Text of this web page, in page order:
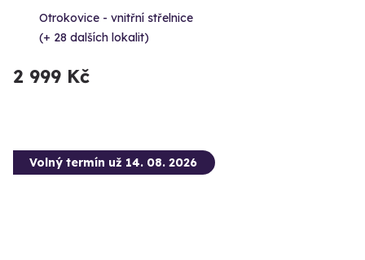
Otrokovice - vnitřní střelnice
(+ 28 dalších lokalit)
2 999 Kč
Volný termín už 14. 08. 2026